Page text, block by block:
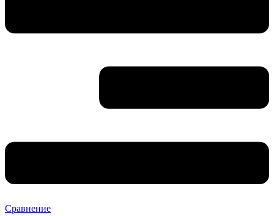
Сравнение